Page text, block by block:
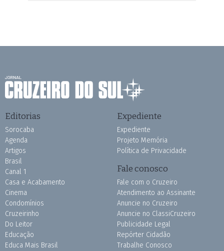
Editorias
Sorocaba
Agenda
Artigos
Brasil
Canal 1
Casa e Acabamento
Cinema
Condomínios
Cruzeirinho
Do Leitor
Educação
Educa Mais Brasil
Expediente
Expediente
Projeto Memória
Política de Privacidade
Fale conosco
Fale com o Cruzeiro
Atendimento ao Assinante
Anuncie no Cruzeiro
Anuncie no ClassiCruzeiro
Publicidade Legal
Repórter Cidadão
Trabalhe Conosco